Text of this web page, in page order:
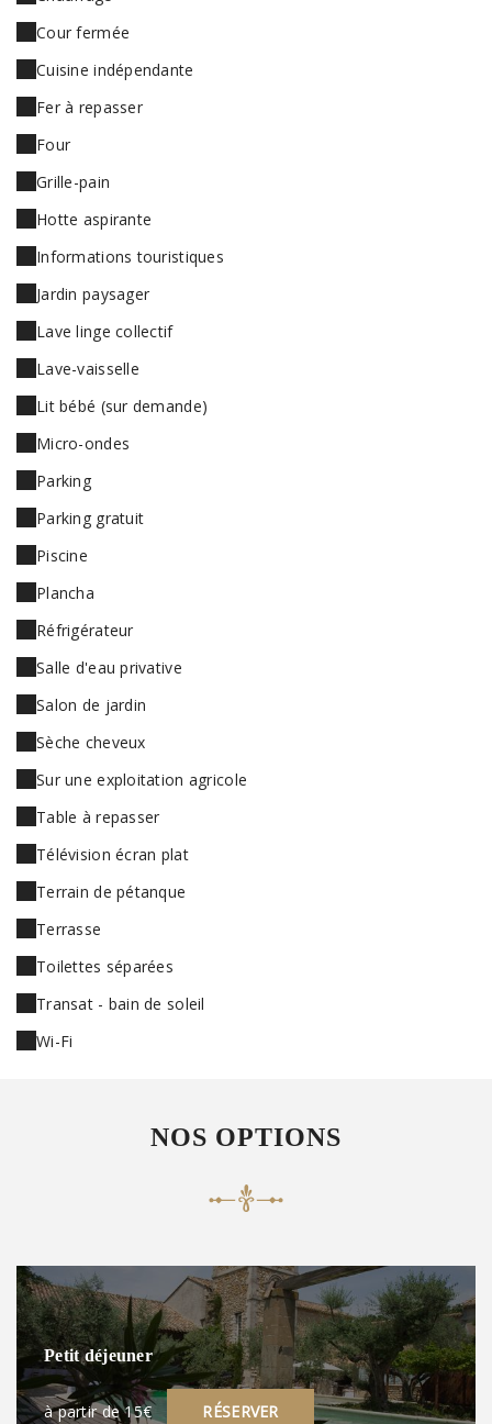
Cour fermée
Cuisine indépendante
Fer à repasser
Four
Grille-pain
Hotte aspirante
Informations touristiques
Jardin paysager
Lave linge collectif
Lave-vaisselle
Lit bébé (sur demande)
Micro-ondes
Parking
Parking gratuit
Piscine
Plancha
Réfrigérateur
Salle d'eau privative
Salon de jardin
Sèche cheveux
Sur une exploitation agricole
Table à repasser
Télévision écran plat
Terrain de pétanque
Terrasse
Toilettes séparées
Transat - bain de soleil
Wi-Fi
NOS OPTIONS
Petit déjeuner
à partir de 15€ RÉSERVER